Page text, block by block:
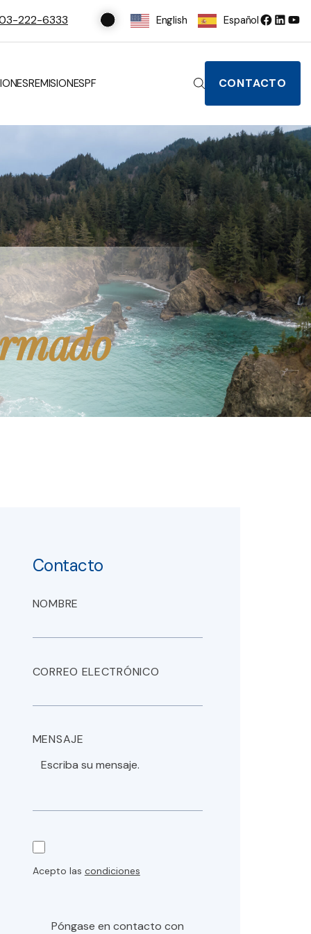
222-6333 English Español
REMISIONESPF CONTACTO
Contacto
NOMBRE
CORREO ELECTRÓNICO
MENSAJE
Acepto las condiciones
Póngase en contacto con